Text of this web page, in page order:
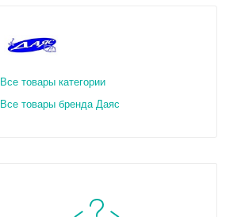
Все товары категории
Все товары бренда Даяс